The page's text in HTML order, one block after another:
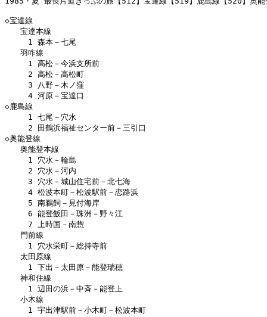
◇宝達線
宝達本線
1 森本－七尾
羽咋線
1 高松－今浜支所前
2 高松－高松町
3 八野－木ノ窪
4 河原－宝達口
◇鹿島線
1 七尾－穴水
2 田鶴浜福祉センター前－三引口
◇奥能登線
奥能登本線
1 穴水－輪島
2 穴水－河内
3 穴水－城山住宅前－北七海
4 松波本町－松波駅前－恋路浜
5 南鵜飼－見付海岸
6 能登飯田－珠洲－野々江
7 上時国－南惣
門前線
1 穴水栄町－総持寺前
太田原線
1 下出－太田原－能登瑞穂
神和住線
1 辺田の浜－中斉－能登上
小木線
1 宇出津駅前－小木町－松波本町